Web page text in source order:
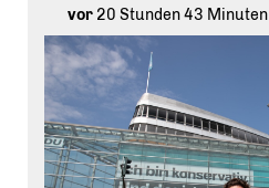
vor20 Stunden 43 Minuten